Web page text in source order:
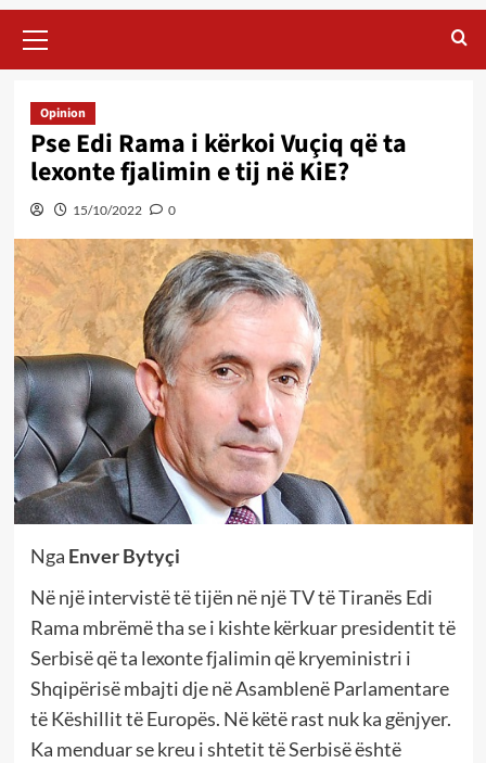
Menu
Opinion
Pse Edi Rama i kërkoi Vuçiq që ta
lexonte fjalimin e tij në KiE?
15/10/2022 0
Nga Enver Bytyçi
Në një intervistë të tijën në një TV të Tiranës Edi
Rama mbrëmë tha se i kishte kërkuar presidentit të
Serbisë që ta lexonte fjalimin që kryeministri i
Shqipërisë mbajti dje në Asamblenë Parlamentare
të Këshillit të Europës. Në këtë rast nuk ka gënjyer.
Ka menduar se kreu i shtetit të Serbisë është